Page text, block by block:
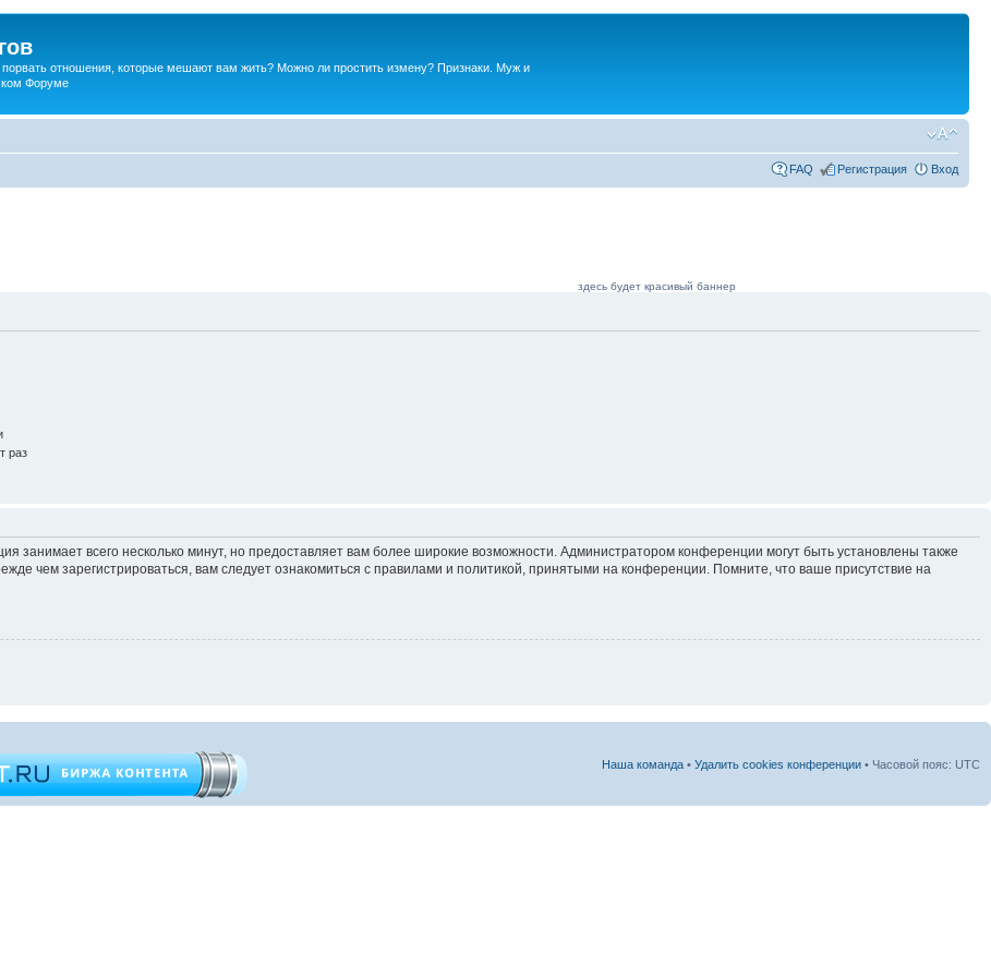
отношения, которые мешают вам жить? Можно ли простить измену? Признаки. Муж и
Форуме
FAQ Регистрация Вход
здесь будет красивый баннер
раз
занимает всего несколько минут, но предоставляет вам более широкие возможности. Администратором конференции могут быть установлены также
чем зарегистрироваться, вам следует ознакомиться с правилами и политикой, принятыми на конференции. Помните, что ваше присутствие на
Наша команда • Удалить cookies конференции • Часовой пояс: UTC